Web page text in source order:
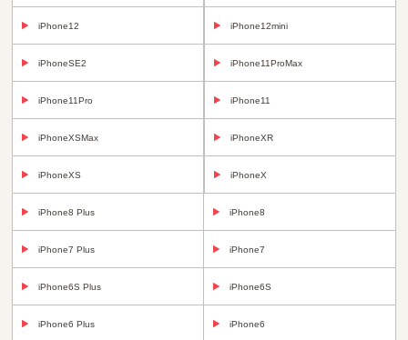
iPhone12 iPhone12mini
iPhoneSE2 iPhone11ProMax
iPhone11Pro iPhone11
iPhoneXSMax iPhoneXR
iPhoneXS iPhoneX
iPhone8 Plus iPhone8
iPhone7 Plus iPhone7
iPhone6S Plus iPhone6S
iPhone6 Plus iPhone6